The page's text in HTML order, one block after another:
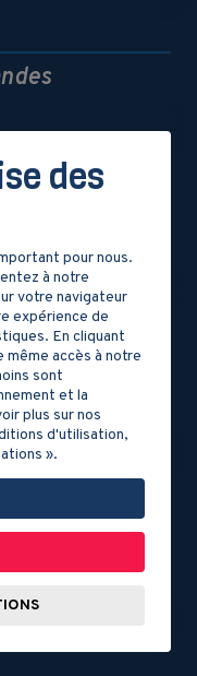
des
pour nous.
à notre
votre navigateur
expérience de
En cliquant
même accès à notre
sont
et la
plus sur nos
d'utilisation,
».